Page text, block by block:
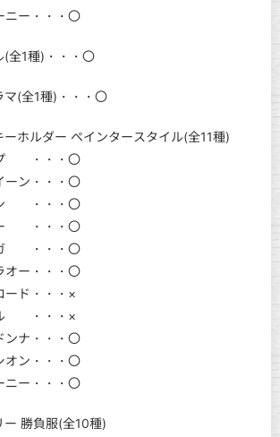
ニー・・・〇
全1種)・・・〇
(全1種)・・・〇
ホルダー ペインタースタイル(全11種)
プ ・・・〇
ーン・・・〇
ン ・・・〇
ー ・・・〇
ガ ・・・〇
オー・・・〇
ード・・・×
ル ・・・×
ンナ・・・〇
オン・・・〇
ニー・・・〇
勝負服(全10種)